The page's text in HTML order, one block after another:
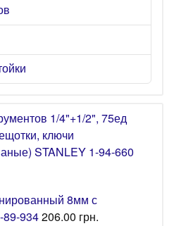
1/4"+1/2", 75ед
ключи
STANLEY 1-94-660
8мм с
89-934206.00 грн.